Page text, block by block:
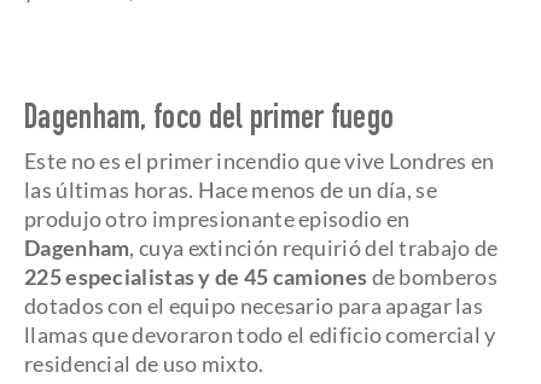
Dagenham, foco del primer fuego
Este no es el primer incendio que vive Londres en
las últimas horas. Hace menos de un día, se
produjo otro impresionante episodio en
Dagenham, cuya extinción requirió del trabajo de
225 especialistas y de 45 camionesde bomberos
dotados con el equipo necesario para apagar las
llamas que devoraron todo el edificio comercial y
residencial de uso mixto.